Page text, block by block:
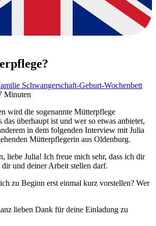
Schwangerschaft-Geburt-Wochenbett
Minuten
wird die sogenannte Mütterpflege
das überhaupt ist und wer so etwas anbietet,
in dem folgenden Interview mit Julia
Mütterpflegerin aus Oldenburg.
liebe Julia! Ich freue mich sehr, dass ich dir
und deiner Arbeit stellen darf.
zu Beginn erst einmal kurz vorstellen? Wer
lieben Dank für deine Einladung zu